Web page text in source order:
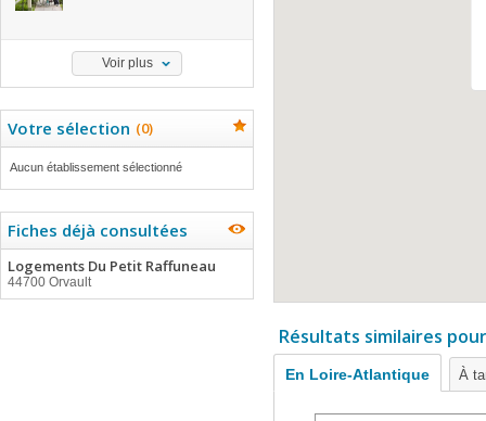
Voir plus
Votre sélection (0)
Aucun établissement sélectionné
Fiches déjà consultées
Logements Du Petit Raffuneau
44700 Orvault
Résultats similaires
En Loire-Atlantique À